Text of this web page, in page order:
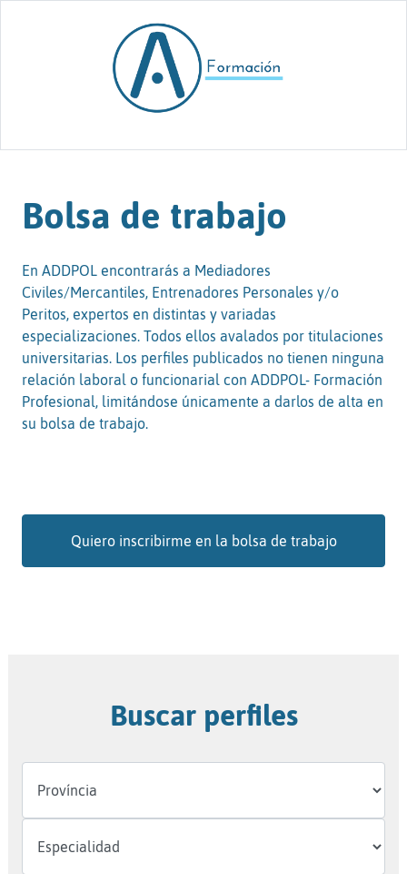
Bolsa de trabajo
En ADDPOL encontrarás a Mediadores
Civiles/Mercantiles, Entrenadores Personales y/o
Peritos, expertos en distintas y variadas
especializaciones. Todos ellos avalados por titulaciones
universitarias. Los perfiles publicados no tienen ninguna
relación laboral o funcionarial con ADDPOL- Formación
Profesional, limitándose únicamente a darlos de alta en
su bolsa de trabajo.
Quiero inscribirme en la bolsa de trabajo
Buscar perfiles